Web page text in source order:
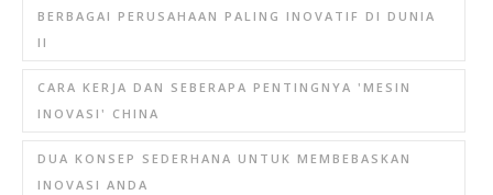
BERBAGAI PERUSAHAAN PALING INOVATIF DI DUNIA
II
CARA KERJA DAN SEBERAPA PENTINGNYA 'MESIN
INOVASI' CHINA
DUA KONSEP SEDERHANA UNTUK MEMBEBASKAN
INOVASI ANDA